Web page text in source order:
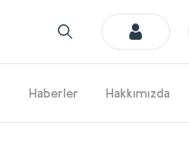
Haberler Hakkımızda